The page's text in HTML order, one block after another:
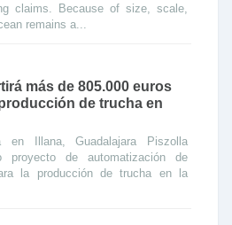
claims. Because of size, scale,
remains a...
más de 805.000 euros
de trucha en
en Illana, Guadalajara Piszolla
proyecto de automatización de
la producción de trucha en la